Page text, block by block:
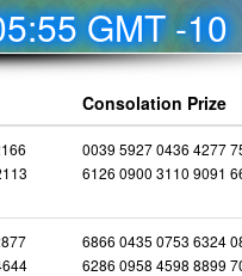
GMT -10
Consolation Prize
0039 5927 0436 4277
6126 0900 3110 9091
6866 0435 0753 6324
6286 0958 4598 8899